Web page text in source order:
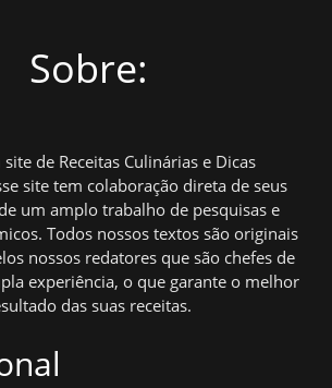
Sobre:
de Receitas Culinárias e Dicas
site tem colaboração direta de seus
um amplo trabalho de pesquisas e
Todos nossos textos são originais
nossos redatores que são chefes de
experiência, o que garante o melhor
das suas receitas.